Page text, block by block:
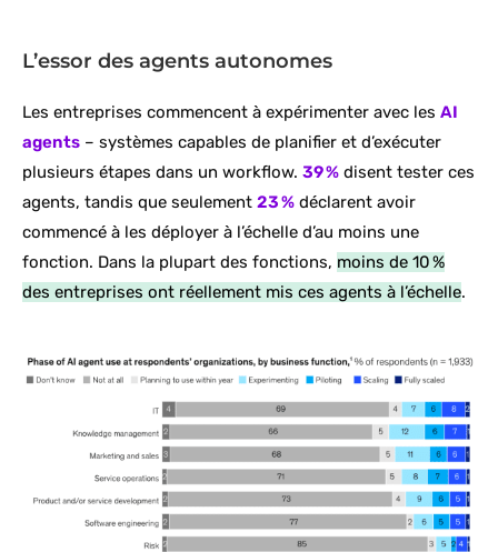
L’essor des agents autonomes
Les entreprises commencent à expérimenter avec les AI
agents – systèmes capables de planifier et d’exécuter
plusieurs étapes dans un workflow. 39 % disent tester ces
agents, tandis que seulement 23 % déclarent avoir
commencé à les déployer à l’échelle d’au moins une
fonction. Dans la plupart des fonctions, moins de 10 %
des entreprises ont réellement mis ces agents à l’échelle.